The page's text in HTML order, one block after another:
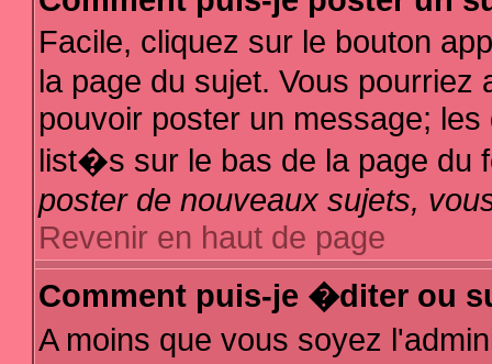
Facile, cliquez sur le bouton
la page du sujet. Vous
pouvoir poster un message;
list�s sur le bas de la page du
poster de nouveaux sujets,
Revenir en haut de page
Comment puis-je �diter ou
A moins que vous soyez